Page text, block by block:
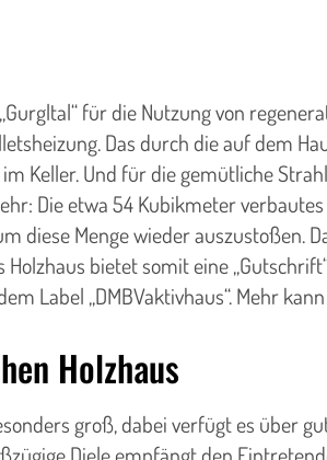
für die Nutzung von
Das durch die auf dem
Keller. Und für die gemütliche
Die etwa 54 Kubikmeter
diese Menge wieder auszustoßen.
bietet somit eine
Label „DMBVaktivhaus“. Mehr
Holzhaus
groß, dabei verfügt es über